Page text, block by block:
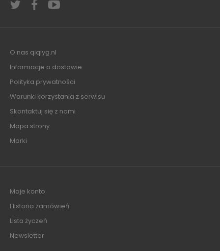
O nas qiqiyg.nl
Informacje o dostawie
Polityka prywatności
Warunki korzystania z serwisu
Skontaktuj się z nami
Mapa strony
Marki
Moje konto
Historia zamówień
Lista życzeń
Newsletter